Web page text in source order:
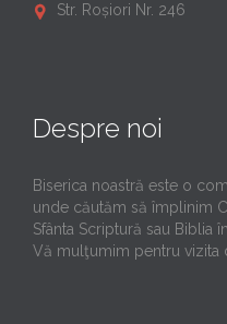
 Str. Roșiori Nr. 246
Despre noi
Biserica noastră este o
unde căutăm să împlinim
Sfânta Scriptură sau Biblia
Vă mulţumim pentru vizita